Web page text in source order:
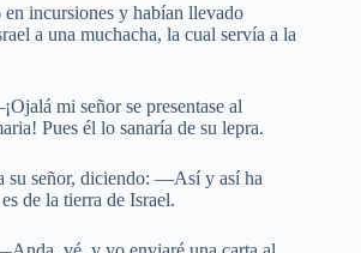
incursiones y habían llevado
a una muchacha, la cual servía a la
mi señor se presentase al
Pues él lo sanaría de su lepra.
su señor, diciendo: —Así y así ha
de la tierra de Israel.